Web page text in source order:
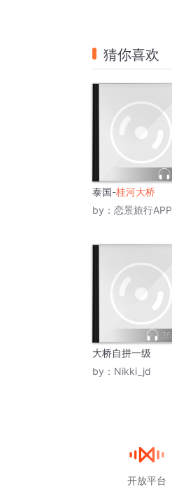
猜你喜欢
泰国-桂河大桥
by： 恋景旅行APP
大桥自拼一级
by： Nikki_jd
开放平台